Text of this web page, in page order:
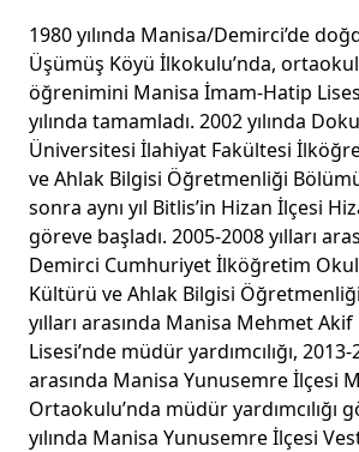
1980 yılında Manisa/Demirci’de
Üşümüş Köyü İlkokulu’nda,
öğrenimini Manisa İmam-Hatip
yılında tamamladı. 2002 yılında
Üniversitesi İlahiyat Fakültesi
ve Ahlak Bilgisi Öğretmenliği
sonra aynı yıl Bitlis’in Hizan İlçesi
göreve başladı. 2005-2008 yılları
Demirci Cumhuriyet İlköğretim
Kültürü ve Ahlak Bilgisi
yılları arasında Manisa Mehmet
Lisesi’nde müdür yardımcılığı, 2013-
arasında Manisa Yunusemre İlçesi
Ortaokulu’nda müdür yardımcılığı
yılında Manisa Yunusemre İlçesi